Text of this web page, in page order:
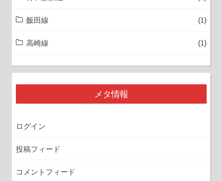
飯田線 (1)
高崎線 (1)
メタ情報
ログイン
投稿フィード
コメントフィード